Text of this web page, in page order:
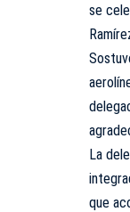
se
La
que